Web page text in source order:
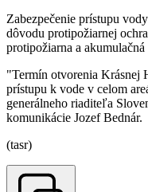
Zabezpečenie prístupu
dôvodu protipožiarnej
protipožiarna a
"Termín otvorenia Krásnej
prístupu k vode v celom
generálneho riaditeľa
komunikácie Jozef Bednár.
(tasr)